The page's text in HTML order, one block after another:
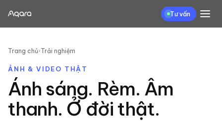
Tư vấn
Trang chủ›Trải nghiệm
ẢNH & VIDEO THẬT
Ánh sáng. Rèm. Âm
thanh. Ở đời thật.